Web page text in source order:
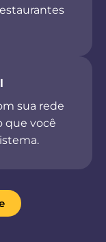
sua rede
que você